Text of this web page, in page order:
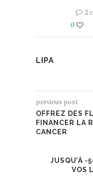
2
0
LIPA
previous post
OFFREZ DES
FINANCER LA
CANCER
JUSQU’À -
VOS